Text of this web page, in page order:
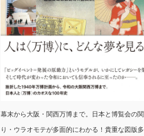
幕末から大阪・関西万博まで。日本と博覧会の
り・ウラオモテが多面的にわかる！貴重な図版多